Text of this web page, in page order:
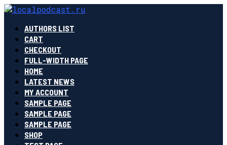
AUTHORS LIST
CART
CHECKOUT
FULL-WIDTH PAGE
HOME
LATEST NEWS
MY ACCOUNT
SAMPLE PAGE
SAMPLE PAGE
SAMPLE PAGE
SHOP